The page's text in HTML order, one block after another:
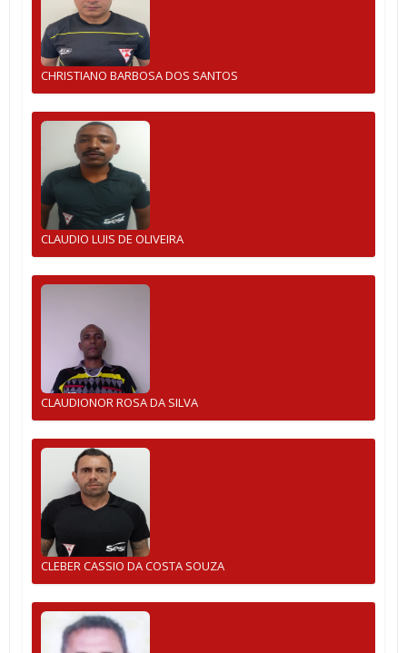
CHRISTIANO BARBOSA DOS SANTOS
CLAUDIO LUIS DE OLIVEIRA
CLAUDIONOR ROSA DA SILVA
CLEBER CASSIO DA COSTA SOUZA